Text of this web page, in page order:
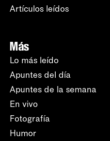
Artículos leídos
Más
Lo más leído
Apuntes del día
Apuntes de la semana
En vivo
Fotografía
Humor